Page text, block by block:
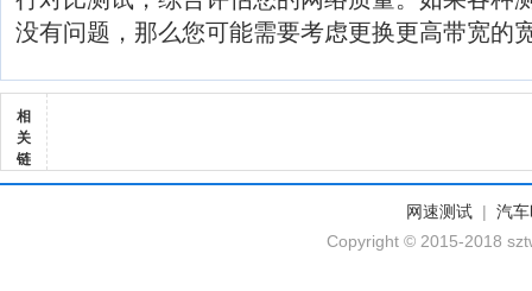
没有问题，那么您可能需要考虑更换更高带宽的
相
关
链
网速测试 | 汽
Copyright © 2015-2018